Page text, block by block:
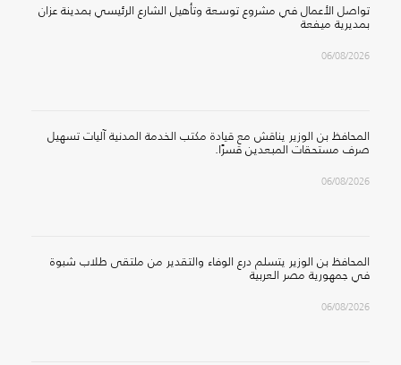
تواصل الأعمال في مشروع توسعة وتأهيل الشارع الرئيسي بمدينة عزان
بمديرية ميفعة
06/08/2026
المحافظ بن الوزير يناقش مع قيادة مكتب الخدمة المدنية آليات تسهيل
صرف مستحقات المبعدين قسرًا.
06/08/2026
المحافظ بن الوزير يتسلم درع الوفاء والتقدير من ملتقى طلاب شبوة
في جمهورية مصر العربية
06/08/2026